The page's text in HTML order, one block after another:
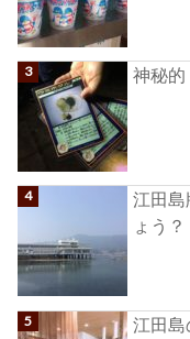
神秘的
江田島
ょう？
江田島